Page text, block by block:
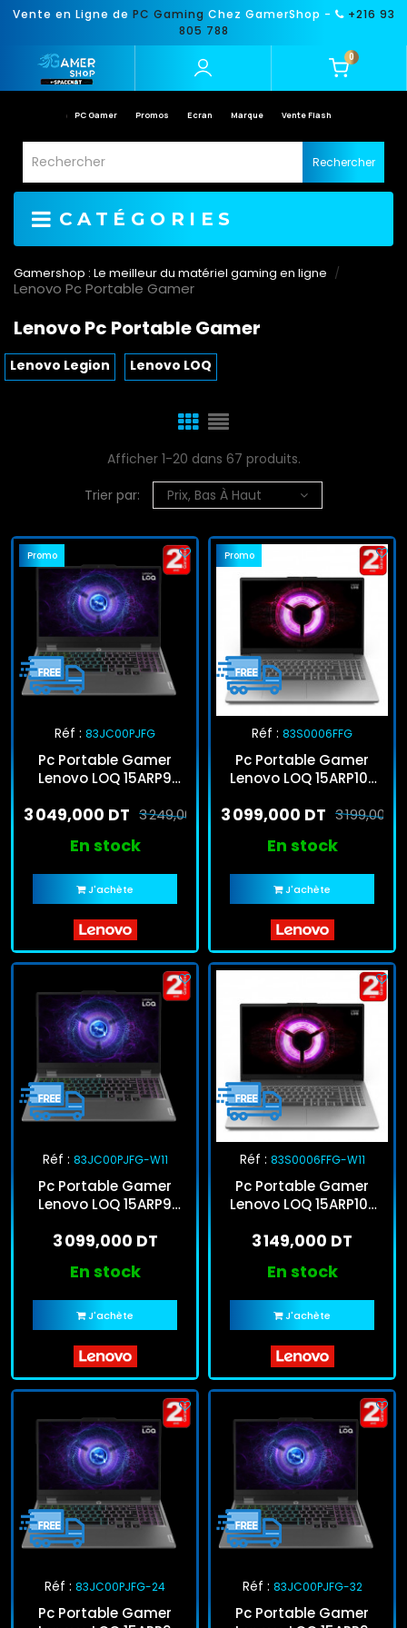
Vente en Ligne de PC Gaming Chez GamerShop -
+216 93
805 788
0
PC Gamer Promos Ecran Marque Vente Flash
Rechercher
CATÉGORIES
Gamershop : Le meilleur du matériel gaming en ligne
Lenovo Pc Portable Gamer
Lenovo Pc Portable Gamer
Lenovo Legion Lenovo LOQ
Afficher 1-20 dans 67 produits.
Trier par:
Prix, Bas À Haut
Promo
Réf : 83JC00PJFG
Pc Portable Gamer
Lenovo LOQ 15ARP9
512Go SSD3 249,000 DT
3 049,000 DT
En stock
J'achète
Promo
Réf : 83S0006FFG
Pc Portable Gamer
Lenovo LOQ 15ARP10E
SSD Windows 113 199,000
3 099,000 DT
En stock
J'achète
Réf : 83JC00PJFG-W11
Pc Portable Gamer
Lenovo LOQ 15ARP9
512Go SSD Windows 11
3 099,000 DT
En stock
J'achète
Réf : 83S0006FFG-W11
Pc Portable Gamer
Lenovo LOQ 15ARP10E
SSD Windows 11 Pro
3 149,000 DT
En stock
J'achète
Réf : 83JC00PJFG-24
Pc Portable Gamer
Réf : 83JC00PJFG-32
Pc Portable Gamer